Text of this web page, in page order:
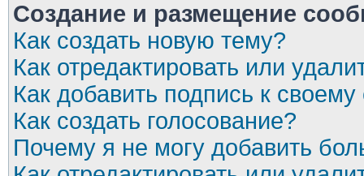
Создание и размещение
Как создать новую тему?
Как отредактировать или
Как добавить подпись к
Как создать голосование?
Почему я не могу добавить